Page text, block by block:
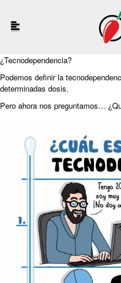
¿Tecnodependencia?
Podemos definir la
determinadas dosis.
Pero ahora nos preguntamos…